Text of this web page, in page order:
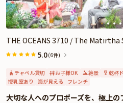
THE OCEANS 3710 / The Matirtha
5.0(6件)
チャペル貸切 お子様OK 絶景 乾杯
授乳室あり
海が見える フレンチ
大切な人へのプロポーズを、極上